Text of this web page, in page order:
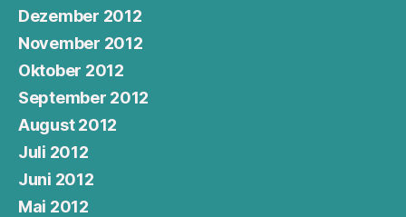
Dezember 2012
November 2012
Oktober 2012
September 2012
August 2012
Juli 2012
Juni 2012
Mai 2012